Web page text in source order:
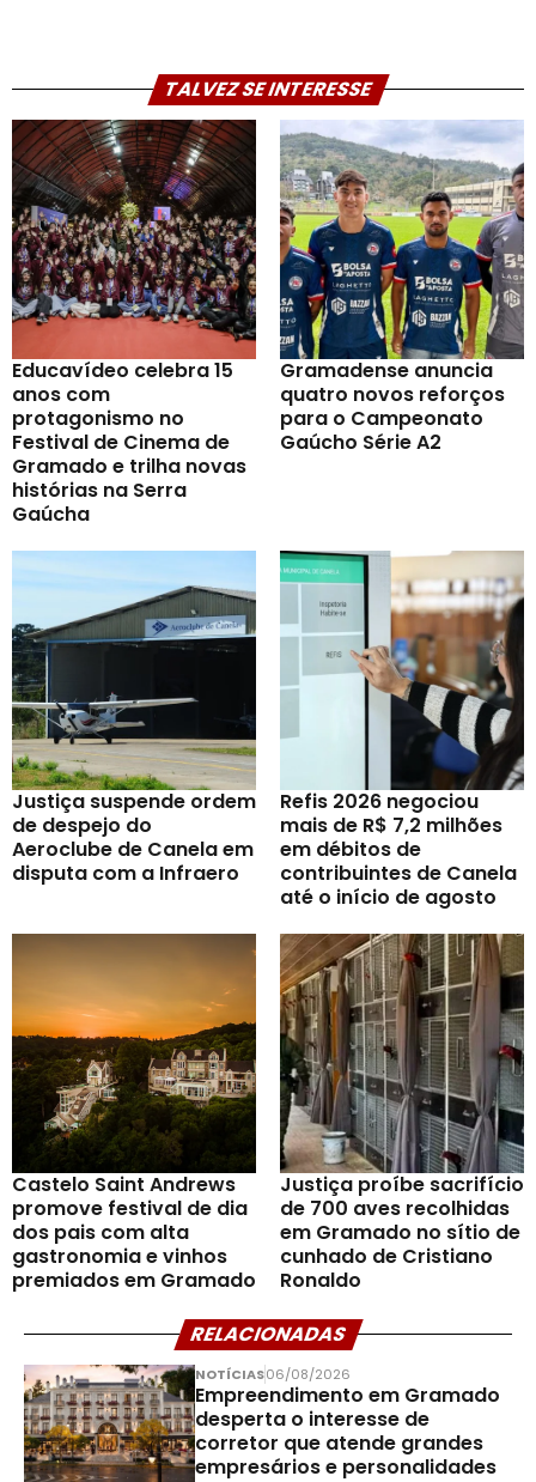
TALVEZ SE INTERESSE
Educavídeo celebra 15
anos com
protagonismo no
Festival de Cinema de
Gramado e trilha novas
histórias na Serra
Gaúcha
Gramadense anuncia
quatro novos reforços
para o Campeonato
Gaúcho Série A2
Justiça suspende ordem
de despejo do
Aeroclube de Canela em
disputa com a Infraero
Refis 2026 negociou
mais de R$ 7,2 milhões
em débitos de
contribuintes de Canela
até o início de agosto
Castelo Saint Andrews
promove festival de dia
dos pais com alta
gastronomia e vinhos
premiados em Gramado
Justiça proíbe sacrifício
de 700 aves recolhidas
em Gramado no sítio de
cunhado de Cristiano
Ronaldo
RELACIONADAS
NOTÍCIAS06/08/2026
Empreendimento em Gramado
desperta o interesse de
corretor que atende grandes
empresários e personalidades